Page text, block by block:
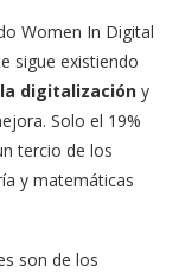
Women In Digital
sigue existiendo
digitalización y
Solo el 19%
tercio de los
y matemáticas
son de los